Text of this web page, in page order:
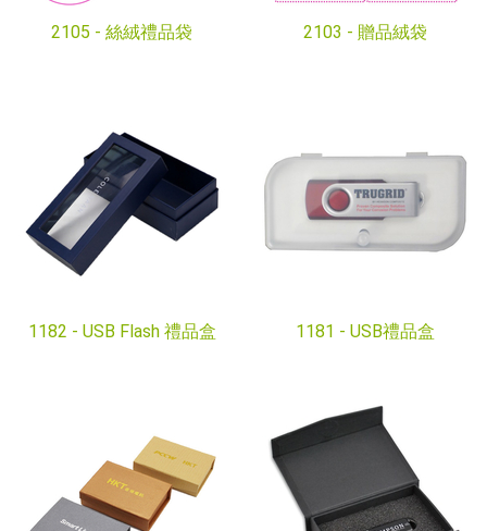
2105 - 絲絨禮品袋 2103 - 贈品絨袋
1182 - USB Flash 禮品盒 1181 - USB禮品盒